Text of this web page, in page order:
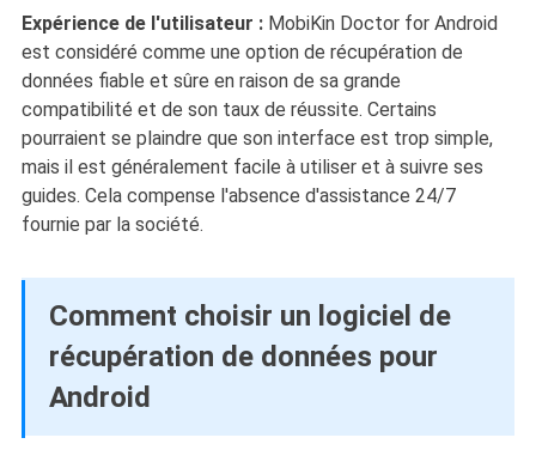
Expérience de l'utilisateur : MobiKin Doctor for Android
est considéré comme une option de récupération de
données fiable et sûre en raison de sa grande
compatibilité et de son taux de réussite. Certains
pourraient se plaindre que son interface est trop simple,
mais il est généralement facile à utiliser et à suivre ses
guides. Cela compense l'absence d'assistance 24/7
fournie par la société.
Comment choisir un logiciel de
récupération de données pour
Android